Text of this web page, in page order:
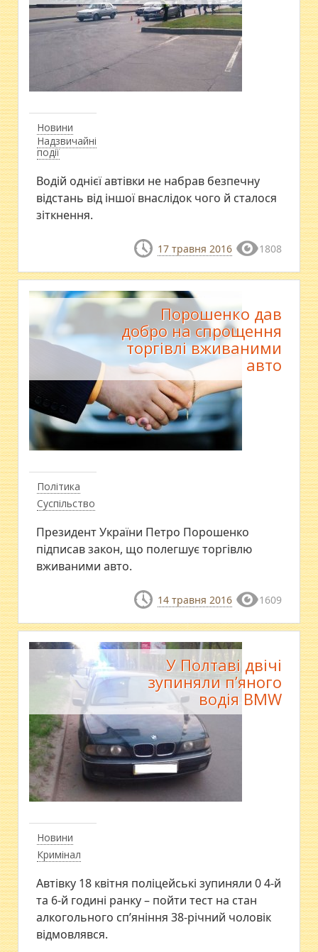
Новини
Надзвичайні
події
Водій однієї автівки не набрав безпечну
відстань від іншої внаслідок чого й сталося
зіткнення.
17 травня 2016 1808
Політика
Суспільство
Порошенко дав
добро на спрощення
торгівлі вживаними
авто
Президент України Петро Порошенко
підписав закон, що полегшує торгівлю
вживаними авто.
14 травня 2016 1609
Новини
Кримінал
У Полтаві двічі
зупиняли п’яного
водія BMW
Автівку 18 квітня поліцейські зупиняли 0 4-й
та 6-й годині ранку – пойти тест на стан
алкогольного сп’яніння 38-річний чоловік
відмовлявся.